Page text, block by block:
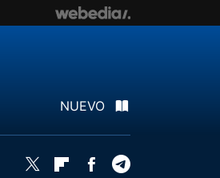
NUEVO
Twitter FlipboardFacebook